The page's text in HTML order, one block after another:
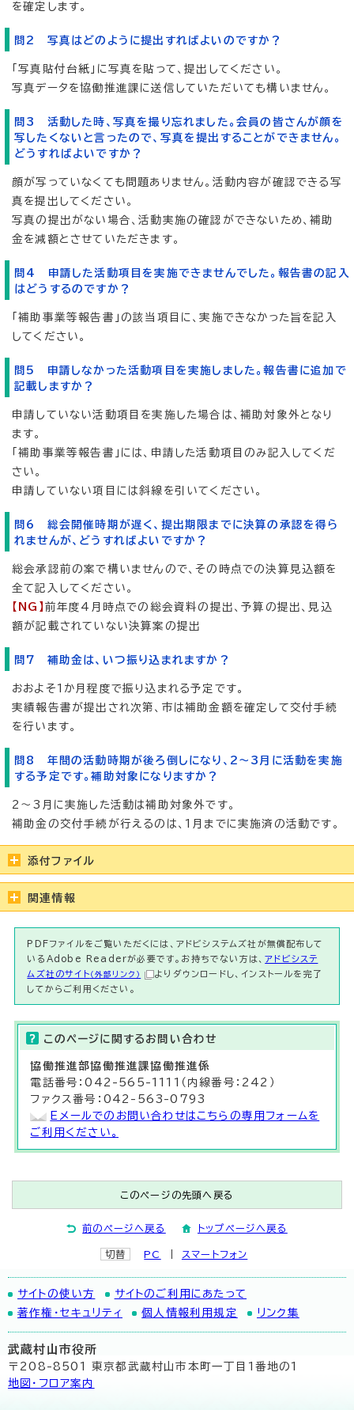
を確定します。
問2 写真はどのように提出すればよいのですか？
「写真貼付台紙」に写真を貼って、提出してください。
写真データを協働推進課に送信していただいても構いません。
問3 活動した時、写真を撮り忘れました。会員の皆さんが顔を
写したくないと言ったので、写真を提出することができません。
どうすればよいですか？
顔が写っていなくても問題ありません。活動内容が確認できる写
真を提出してください。
写真の提出がない場合、活動実施の確認ができないため、補助
金を減額とさせていただきます。
問4 申請した活動項目を実施できませんでした。報告書の記入
はどうするのですか？
「補助事業等報告書」の該当項目に、実施できなかった旨を記入
してください。
問5 申請しなかった活動項目を実施しました。報告書に追加で
記載しますか？
申請していない活動項目を実施した場合は、補助対象外となり
ます。
「補助事業等報告書」には、申請した活動項目のみ記入してくだ
さい。
申請していない項目には斜線を引いてください。
問6 総会開催時期が遅く、提出期限までに決算の承認を得ら
れませんが、どうすればよいですか？
総会承認前の案で構いませんので、その時点での決算見込額を
全て記入してください。
【NG】 前年度4月時点での総会資料の提出、予算の提出、見込
額が記載されていない決算案の提出
問7 補助金は、いつ振り込まれますか？
おおよそ1か月程度で振り込まれる予定です。
実績報告書が提出され次第、市は補助金額を確定して交付手続
を行います。
問8 年間の活動時期が後ろ倒しになり、2～3月に活動を実施
する予定です。補助対象になりますか？
2～3月に実施した活動は補助対象外です。
補助金の交付手続が行えるのは、1月までに実施済の活動です。
添付ファイル
関連情報
PDFファイルをご覧いただくには、アドビシステムズ社が無償配布して
いるAdobe Readerが必要です。お持ちでない方は、アドビシステ
ムズ社のサイト （外部リンク）
よりダウンロードし、インストールを完了
してからご利用ください。
このページに関する お問い合わせ
協働推進部協働推進課協働推進係
電話番号：042-565-1111（内線番号：242）
ファクス番号：042-563-0793
Eメールでのお問い合わせはこちらの専用フォームを
ご利用ください。
このページの先頭へ戻る
前のページへ戻る トップページへ戻る
切替 PC スマートフォン
サイトの使い方
サイトのご利用にあたって
著作権・セキュリティ
個人情報利用規定 リンク集
武蔵村山市役所
〒208-8501 東京都武蔵村山市本町一丁目1番地の1
地図･フロア案内